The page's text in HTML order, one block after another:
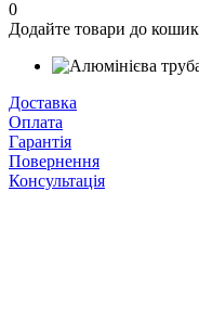
0
Додайте товари до
Доставка
Оплата
Гарантія
Повернення
Консультація